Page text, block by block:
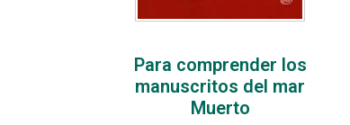
Para comprender los
manuscritos del mar
Muerto